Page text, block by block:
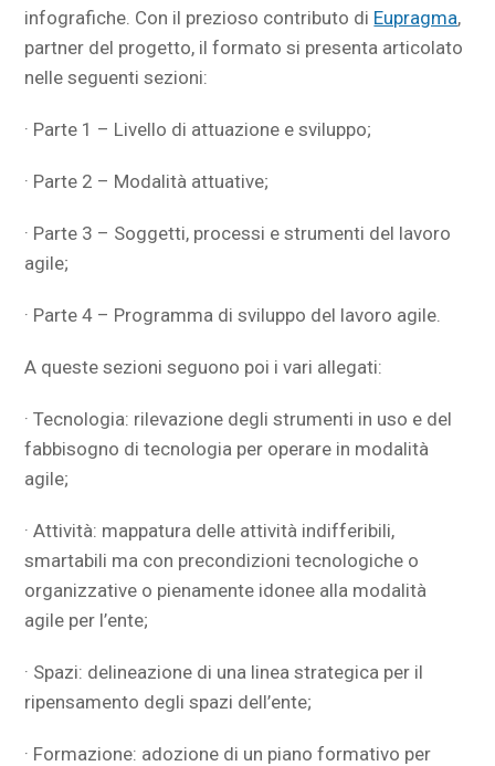
infografiche. Con il prezioso contributo di Eupragma,
partner del progetto, il formato si presenta articolato
nelle seguenti sezioni:
· Parte 1 – Livello di attuazione e sviluppo;
· Parte 2 – Modalità attuative;
· Parte 3 – Soggetti, processi e strumenti del lavoro
agile;
· Parte 4 – Programma di sviluppo del lavoro agile.
A queste sezioni seguono poi i vari allegati:
· Tecnologia: rilevazione degli strumenti in uso e del
fabbisogno di tecnologia per operare in modalità
agile;
· Attività: mappatura delle attività indifferibili,
smartabili ma con precondizioni tecnologiche o
organizzative o pienamente idonee alla modalità
agile per l’ente;
· Spazi: delineazione di una linea strategica per il
ripensamento degli spazi dell’ente;
· Formazione: adozione di un piano formativo per